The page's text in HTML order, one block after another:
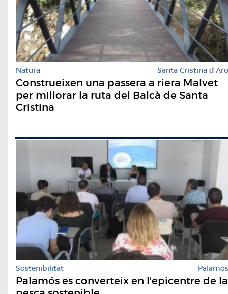
Natura Santa Cristina d'Aro
Construeixen una passera a riera Malvet
per millorar la ruta del Balcà de Santa
Cristina
Sostenibilitat Palamós
Palamós es converteix en l'epicentre de la